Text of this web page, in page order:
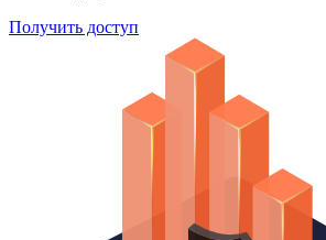
Получить доступ